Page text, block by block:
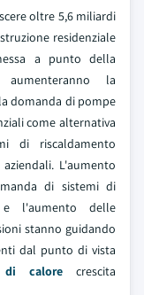
oltre 5,6 miliardi
residenziale
a punto della
la
domanda di pompe
come alternativa
di riscaldamento
L'aumento
di sistemi di
e l'aumento delle
stanno guidando
dal punto di vista
di calorecrescita